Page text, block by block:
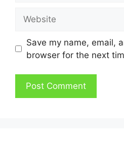
Save my name, email,
browser for the next